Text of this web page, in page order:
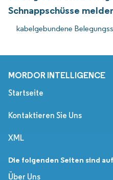
Schnappschüsse
kabelgebundene
MORDOR INTELLIGENCE
Startseite
Kontaktieren Sie Uns
XML
Die folgenden Seiten sind
Über Uns